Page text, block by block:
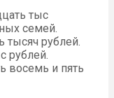
тыс
семей.
рублей.
рублей.
восемь и пять